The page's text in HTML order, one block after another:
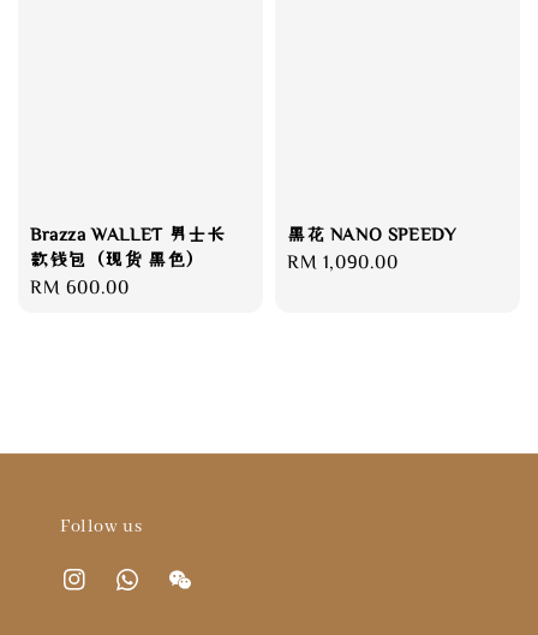
Brazza WALLET 男士长
款钱包（现货 黑色）
Regular
RM 600.00
黑花 NANO SPEEDY
Regular
RM 1,090.00
Follow us